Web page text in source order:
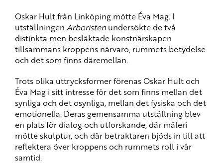
Oskar Hult från Linköping mötte Éva Mag. I
utställningen Arboristen undersökte de två
distinkta men besläktade konstnärskapen
tillsammans kroppens närvaro, rummets betydelse
och det som finns däremellan.
Trots olika uttrycksformer förenas Oskar Hult och
Éva Mag i sitt intresse för det som finns mellan det
synliga och det osynliga, mellan det fysiska och det
emotionella. Deras gemensamma utställning blev
en plats för dialog och utforskande, där måleri
mötte skulptur, och där betraktaren bjöds in till att
reflektera över kroppens och rummets roll i vår
samtid.